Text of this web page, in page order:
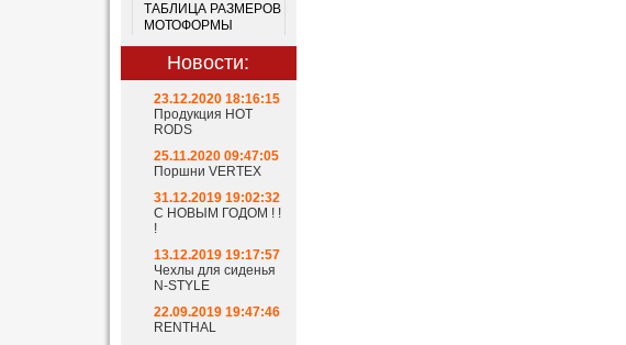
ТАБЛИЦА РАЗМЕРОВ
МОТОФОРМЫ
Новости:
23.12.2020 18:16:15
Продукция HOT
RODS
25.11.2020 09:47:05
Поршни VERTEX
31.12.2019 19:02:32
С НОВЫМ ГОДОМ ! !
!
13.12.2019 19:17:57
Чехлы для сиденья
N-STYLE
22.09.2019 19:47:46
RENTHAL